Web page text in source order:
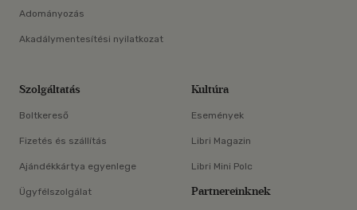
Adományozás
Akadálymentesítési nyilatkozat
Szolgáltatás
Boltkereső
Fizetés és szállítás
Ajándékkártya egyenlege
Ügyfélszolgálat
Kultúra
Események
Libri Magazin
Libri Mini Polc
Partnereinknek